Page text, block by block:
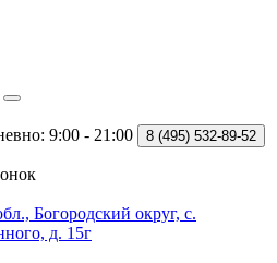
9:00 - 21:00 8 (495) 532-89-52
Богородский округ, с.
д. 15г